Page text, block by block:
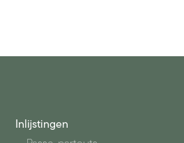
Inlijstingen